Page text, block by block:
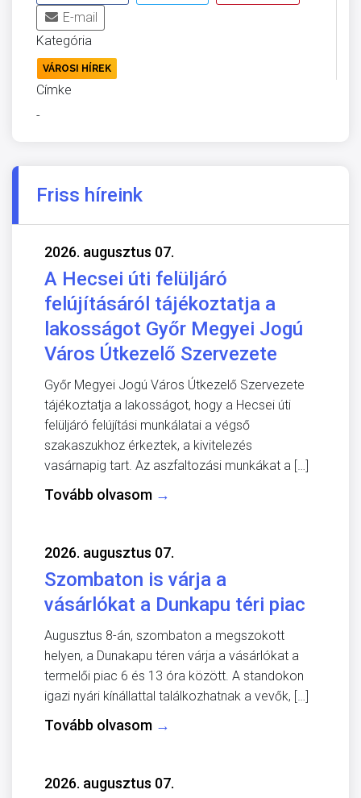
E-mail
Kategória
VÁROSI HÍREK
Címke
-
Friss híreink
2026. augusztus 07.
A Hecsei úti felüljáró
felújításáról tájékoztatja a
lakosságot Győr Megyei Jogú
Város Útkezelő Szervezete
Győr Megyei Jogú Város Útkezelő Szervezete
tájékoztatja a lakosságot, hogy a Hecsei úti
felüljáró felújítási munkálatai a végső
szakaszukhoz érkeztek, a kivitelezés
vasárnapig tart. Az aszfaltozási munkákat a […]
Tovább olvasom →
2026. augusztus 07.
Szombaton is várja a
vásárlókat a Dunkapu téri piac
Augusztus 8-án, szombaton a megszokott
helyen, a Dunakapu téren várja a vásárlókat a
termelői piac 6 és 13 óra között. A standokon
igazi nyári kínállattal találkozhatnak a vevők, […]
Tovább olvasom →
2026. augusztus 07.